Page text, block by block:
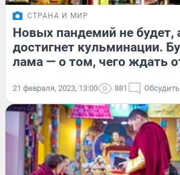
СТРАНА И МИР
Новых пандемий не будет,
достигнет кульминации.
лама — о том, чего ждать
21 февраля, 2023, 13:00 881 Обсудить